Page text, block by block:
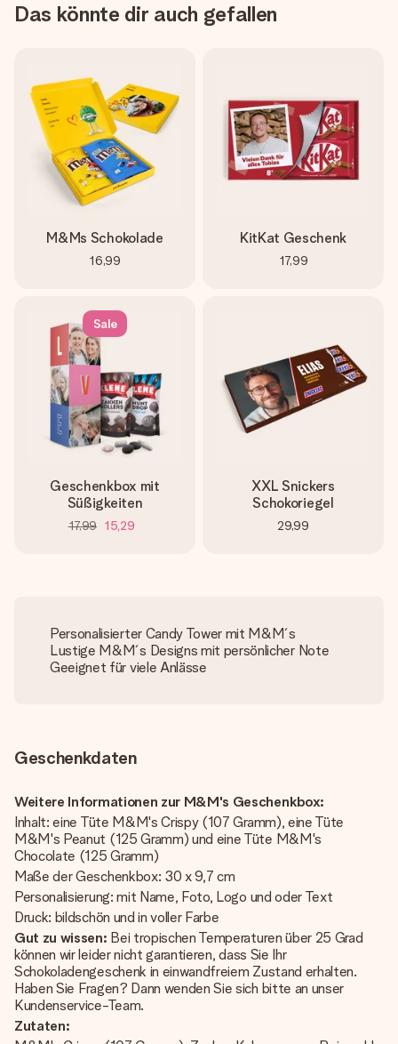
Das könnte dir auch gefallen
M&Ms Schokolade
16,99
KitKat Geschenk
17,99
Sale
Geschenkbox mit
Süßigkeiten
17,99 15,29
XXL Snickers
Schokoriegel
29,99
Personalisierter Candy Tower mit M&M´s
Lustige M&M´s Designs mit persönlicher Note
Geeignet für viele Anlässe
Geschenkdaten
Weitere Informationen zur M&M's Geschenkbox:
Inhalt: eine Tüte M&M's Crispy (107 Gramm), eine Tüte
M&M's Peanut (125 Gramm) und eine Tüte M&M's
Chocolate (125 Gramm)
Maße der Geschenkbox: 30 x 9,7 cm
Personalisierung: mit Name, Foto, Logo und oder Text
Druck: bildschön und in voller Farbe
Gut zu wissen: Bei tropischen Temperaturen über 25 Grad
können wir leider nicht garantieren, dass Sie Ihr
Schokoladengeschenk in einwandfreiem Zustand erhalten.
Haben Sie Fragen? Dann wenden Sie sich bitte an unser
Kundenservice-Team.
Zutaten: